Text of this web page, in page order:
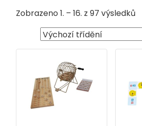
Zobrazeno 1. – 16. z 97 výsledků